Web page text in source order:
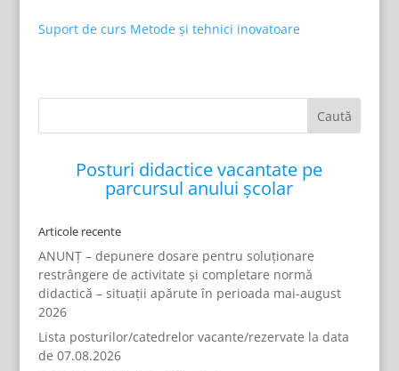
Suport de curs Metode și tehnici inovatoare
Posturi didactice vacantate pe
parcursul anului școlar
Articole recente
ANUNȚ – depunere dosare pentru soluționare
restrângere de activitate și completare normă
didactică – situații apărute în perioada mai-august
2026
Lista posturilor/catedrelor vacante/rezervate la data
de 07.08.2026